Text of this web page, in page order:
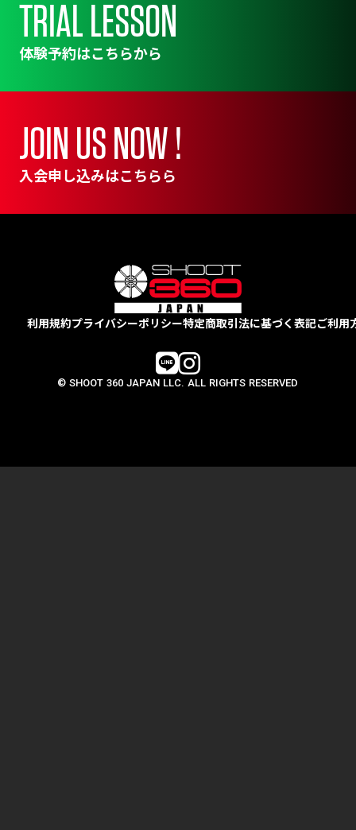
TRIAL LESSON
体験予約はこちらから
JOIN US NOW !
入会申し込みはこちらら
利用規約プライバシーポリシー特定商取引法に基づく表記ご利用
© SHOOT 360 JAPAN LLC. ALL RIGHTS RESERVED